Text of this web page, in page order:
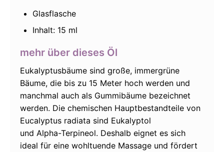
Glasflasche
Inhalt: 15 ml
mehr über dieses Öl
Eukalyptusbäume sind große, immergrüne
Bäume, die bis zu 15 Meter hoch werden und
manchmal auch als Gummibäume bezeichnet
werden. Die chemischen Hauptbestandteile von
Eucalyptus radiata sind Eukalyptol
und Alpha-Terpineol. Deshalb eignet es sich
ideal für eine wohltuende Massage und fördert